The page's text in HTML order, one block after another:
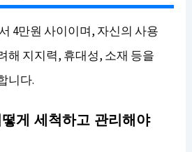
4만원 사이이며, 자신의 사용
해 지지력, 휴대성, 소재 등을
니다.
게 세척하고 관리해야